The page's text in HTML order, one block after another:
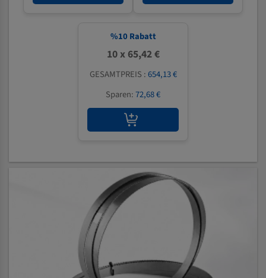
%10 Rabatt
10 x 65,42 €
GESAMTPREIS :654,13 €
Sparen:72,68 €